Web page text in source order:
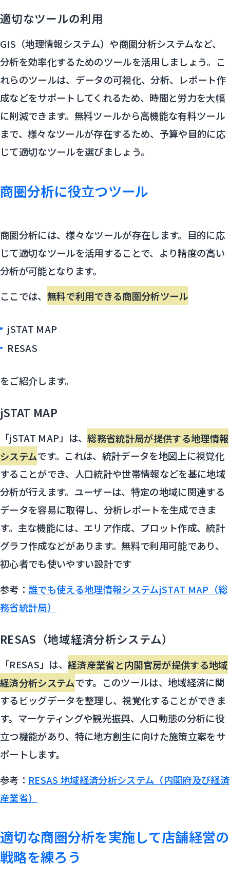
適切なツールの利用
GIS（地理情報システム）や商圏分析システムなど、
分析を効率化するためのツールを活用しましょう。こ
れらのツールは、データの可視化、分析、レポート作
成などをサポートしてくれるため、時間と労力を大幅
に削減できます。無料ツールから高機能な有料ツール
まで、様々なツールが存在するため、予算や目的に応
じて適切なツールを選びましょう。
商圏分析に役立つツール
商圏分析には、様々なツールが存在します。目的に応
じて適切なツールを活用することで、より精度の高い
分析が可能となります。
ここでは、 無料で利用できる商圏分析ツール
jSTAT MAP
RESAS
をご紹介します。
jSTAT MAP
「jSTAT MAP」は、総務省統計局が提供する地理情報
システムです。これは、統計データを地図上に視覚化
することができ、人口統計や世帯情報などを基に地域
分析が行えます。ユーザーは、特定の地域に関連する
データを容易に取得し、分析レポートを生成できま
す。主な機能には、エリア作成、プロット作成、統計
グラフ作成などがあります。無料で利用可能であり、
初心者でも使いやすい設計です
参考： 誰でも使える地理情報システムjSTAT MAP（総
務省統計局）
RESAS（地域経済分析システム）
「RESAS」は、経済産業省と内閣官房が提供する地域
経済分析システムです。このツールは、地域経済に関
するビッグデータを整理し、視覚化することができま
す。マーケティングや観光振興、人口動態の分析に役
立つ機能があり、特に地方創生に向けた施策立案をサ
ポートします。
参考： RESAS 地域経済分析システム（内閣府及び経済
産業省）
適切な商圏分析を実施して店舗経営の
戦略を練ろう